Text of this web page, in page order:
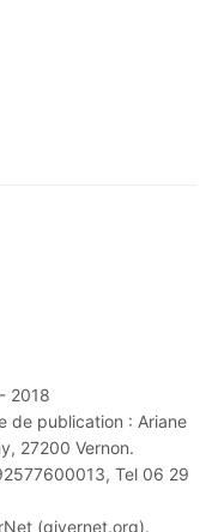
2018
de publication : Ariane
27200 Vernon.
Tel 06 29
(givernet.org).